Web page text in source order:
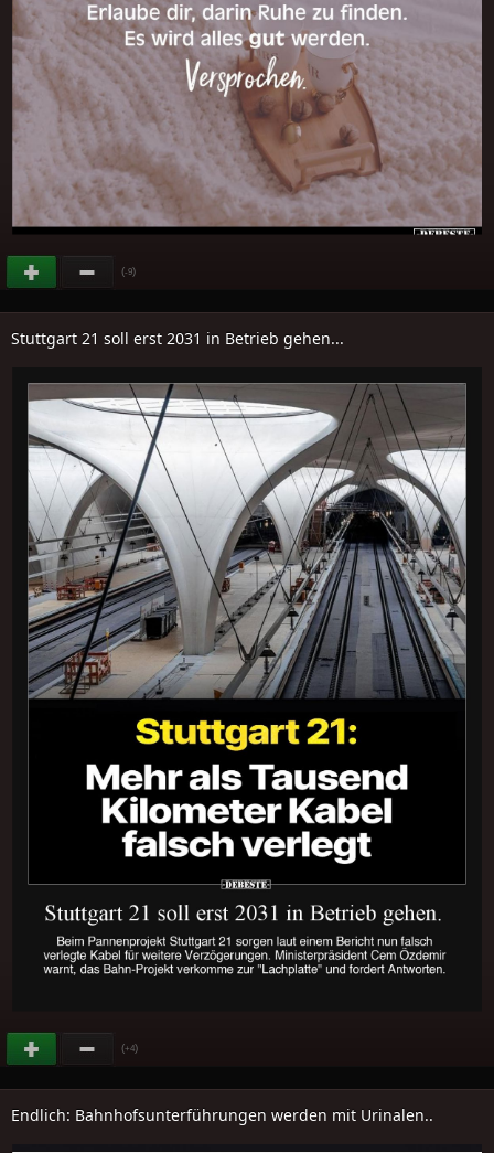
(-9)
Stuttgart 21 soll erst 2031 in Betrieb gehen...
(+4)
Endlich: Bahnhofsunterführungen werden mit Urinalen..